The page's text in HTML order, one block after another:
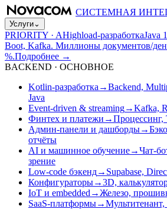
СИСТЕМНАЯ
Услуги⌄
PRIORITY · AHighload-разработкаJava
Boot, Kafka. Миллионы документов/
%.Подробнее →
BACKEND · ОСНОВНОЕ
Kotlin-разработка →Backend,
Java
Event-driven & streaming→Kafka,
Финтех и платежи →
Админ-панели и дашборды→
отчёты
AI и машинное обучение→Чат-
зрение
Low-code бэкенд→ Supabase,
Конфигураторы→3D,
IoT и embedded →Железо,
SaaS-платформы→